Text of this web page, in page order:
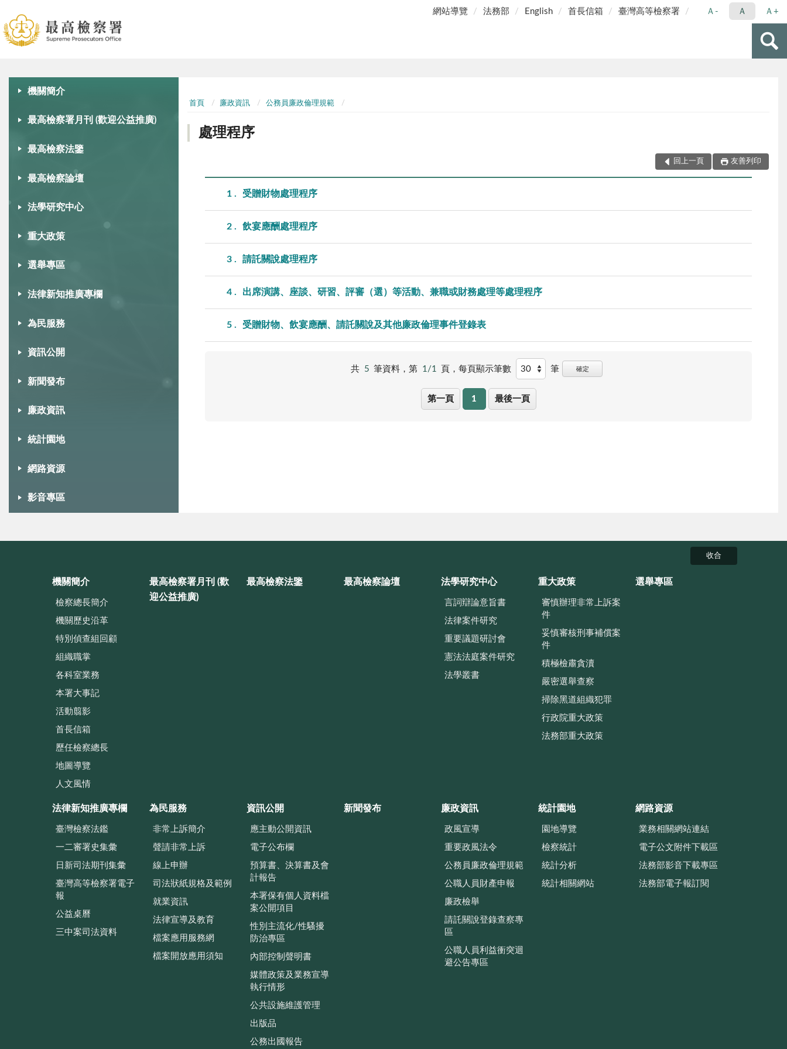
網站導覽 法務部 English 首長信箱 臺灣高等檢察署 Ａ- Ａ Ａ+
機關簡介
最高檢察署月刊 (歡迎公益推廣)
最高檢察法鑒
最高檢察論壇
法學研究中心
重大政策
選舉專區
法律新知推廣專欄
為民服務
資訊公開
新聞發布
廉政資訊
統計園地
網路資源
影音專區
首頁 廉政資訊 公務員廉政倫理規範
處理程序
回上一頁 友善列印
1 受贈財物處理程序
2 飲宴應酬處理程序
3 請託關說處理程序
4 出席演講、座談、研習、評審（選）等活動、兼職或財務處理等處理程序
5 受贈財物、飲宴應酬、請託關說及其他廉政倫理事件登錄表
共 5 筆資料，第 1/1 頁，每頁顯示筆數 筆 確定
第一頁 1 最後一頁
收合
機關簡介
檢察總長簡介
機關歷史沿革
特別偵查組回顧
組織職掌
各科室業務
本署大事記
活動翦影
首長信箱
歷任檢察總長
地圖導覽
人文風情
最高檢察署月刊 (歡
迎公益推廣)
最高檢察法鑒 最高檢察論壇 法學研究中心
言詞辯論意旨書
法律案件研究
重要議題研討會
憲法法庭案件研究
法學叢書
重大政策
審慎辦理非常上訴案
件
妥慎審核刑事補償案
件
積極檢肅貪瀆
嚴密選舉查察
掃除黑道組織犯罪
行政院重大政策
法務部重大政策
選舉專區
法律新知推廣專欄
臺灣檢察法鑑
一二審署史集彙
日新司法期刊集彙
臺灣高等檢察署電子
報
公益桌曆
三中案司法資料
為民服務
非常上訴簡介
聲請非常上訴
線上申辦
司法狀紙規格及範例
就業資訊
法律宣導及教育
檔案應用服務網
檔案開放應用須知
資訊公開
應主動公開資訊
電子公布欄
預算書、決算書及會
計報告
本署保有個人資料檔
案公開項目
性別主流化/性騷擾
防治專區
內部控制聲明書
媒體政策及業務宣導
執行情形
公共設施維護管理
出版品
公務出國報告
新聞發布 廉政資訊
政風宣導
重要政風法令
公務員廉政倫理規範
公職人員財產申報
廉政檢舉
請託關說登錄查察專
區
公職人員利益衝突迴
避公告專區
統計園地
園地導覽
檢察統計
統計分析
統計相關網站
網路資源
業務相關網站連結
電子公文附件下載區
法務部影音下載專區
法務部電子報訂閱